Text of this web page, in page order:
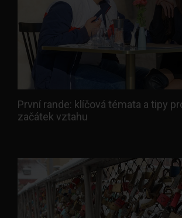
První rande: klíčová témata a tipy
začátek vztahu